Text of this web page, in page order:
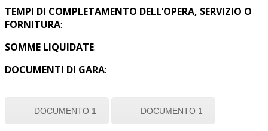
TEMPI DI COMPLETAMENTO DELL’OPERA, SERVIZIO O
FORNITURA:
SOMME LIQUIDATE:
DOCUMENTI DI GARA:
DOCUMENTO 1 DOCUMENTO 1